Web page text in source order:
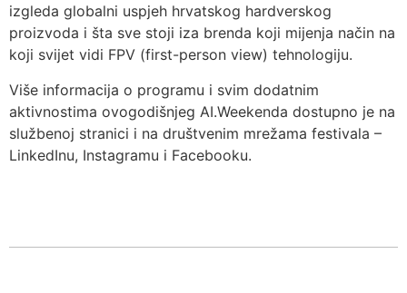
izgleda globalni uspjeh hrvatskog hardverskog
proizvoda i šta sve stoji iza brenda koji mijenja način na
koji svijet vidi FPV (first-person view) tehnologiju.
Više informacija o programu i svim dodatnim
aktivnostima ovogodišnjeg AI.Weekenda dostupno je na
službenoj stranici i na društvenim mrežama festivala –
LinkedInu, Instagramu i Facebooku.